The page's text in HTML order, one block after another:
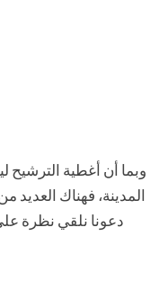
وبما أن أغطية
المدينة، فهناك العديد
دعونا نلقي نظرة